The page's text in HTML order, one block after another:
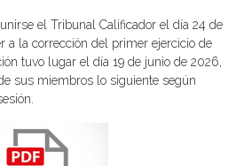
el Tribunal Calificador el día 24 de
a la corrección del primer ejercicio de
tuvo lugar el día 19 de junio de 2026,
sus miembros lo siguiente según